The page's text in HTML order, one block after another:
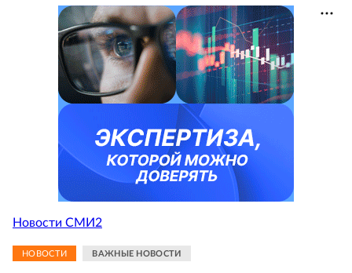
Новости СМИ2
НОВОСТИ ВАЖНЫЕ НОВОСТИ